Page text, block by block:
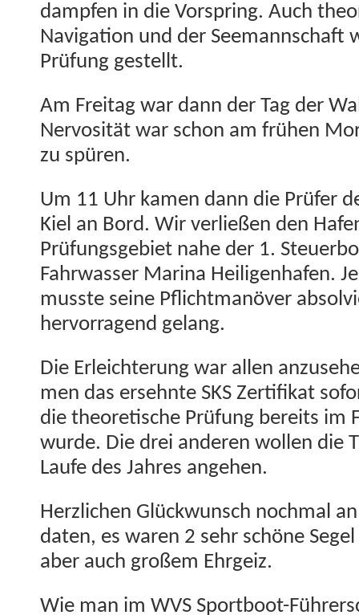
dampfen in die Vor­spring. Auch
Nav­i­ga­tion und der See­mannschaft
Prü­fung gestellt.
Am Fre­itag war dann der Tag der
Ner­vosität war schon am frühen
zu spüren.
Um 11 Uhr kamen dann die Prüfer
Kiel an Bord. Wir ver­ließen den
Prü­fungs­ge­bi­et nahe der 1.
Fahrwass­er Mari­na Heili­gen­hafen.
musste seine Pflicht­manöver
her­vor­ra­gend gelang.
Die Erle­ichterung war allen
men das ersehnte SKS Zer­ti­fikat
die the­o­retis­che Prü­fung bere­its im
wurde. Die drei anderen wollen die
Laufe des Jahres angehen.
Her­zlichen Glück­wun­sch nochmal
dat­en, es waren 2 sehr schöne
aber auch großem Ehrgeiz.
Wie man im WVS Sport­boot-